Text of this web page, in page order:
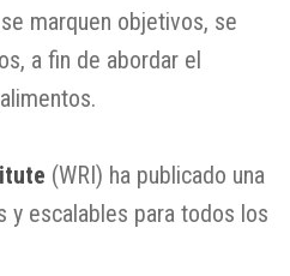
marquen objetivos, se
a fin de abordar el
(WRI) ha publicado una
y escalables para todos los